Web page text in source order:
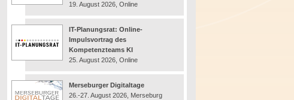
19. August 2026, Online
IT-Planungsrat: Online-
Impulsvortrag des
Kompetenzteams KI
25. August 2026, Online
Merseburger Digitaltage
26.-27. August 2026, Merseburg